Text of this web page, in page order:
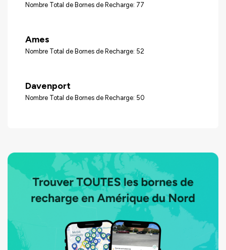
Nombre Total de Bornes de Recharge: 77
Ames
Nombre Total de Bornes de Recharge: 52
Davenport
Nombre Total de Bornes de Recharge: 50